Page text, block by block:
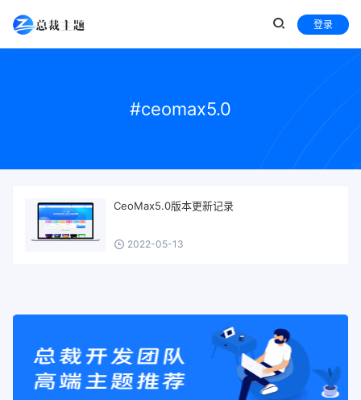
登录
#ceomax5.0
CeoMax5.0版本更新记录
2022-05-13